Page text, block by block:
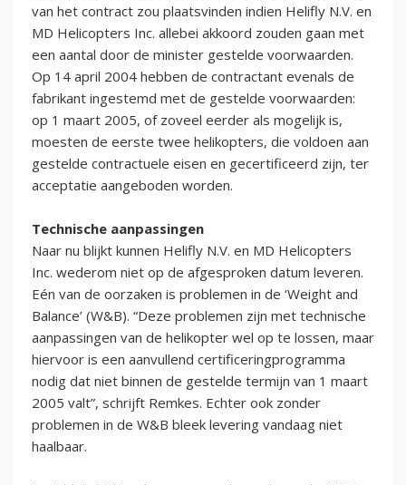
van het contract zou plaatsvinden indien Helifly N.V. en
MD Helicopters Inc. allebei akkoord zouden gaan met
een aantal door de minister gestelde voorwaarden.
Op 14 april 2004 hebben de contractant evenals de
fabrikant ingestemd met de gestelde voorwaarden:
op 1 maart 2005, of zoveel eerder als mogelijk is,
moesten de eerste twee helikopters, die voldoen aan
gestelde contractuele eisen en gecertificeerd zijn, ter
acceptatie aangeboden worden.
Technische aanpassingen
Naar nu blijkt kunnen Helifly N.V. en MD Helicopters
Inc. wederom niet op de afgesproken datum leveren.
Eén van de oorzaken is problemen in de ‘Weight and
Balance’ (W&B). “Deze problemen zijn met technische
aanpassingen van de helikopter wel op te lossen, maar
hiervoor is een aanvullend certificeringprogramma
nodig dat niet binnen de gestelde termijn van 1 maart
2005 valt”, schrijft Remkes. Echter ook zonder
problemen in de W&B bleek levering vandaag niet
haalbaar.